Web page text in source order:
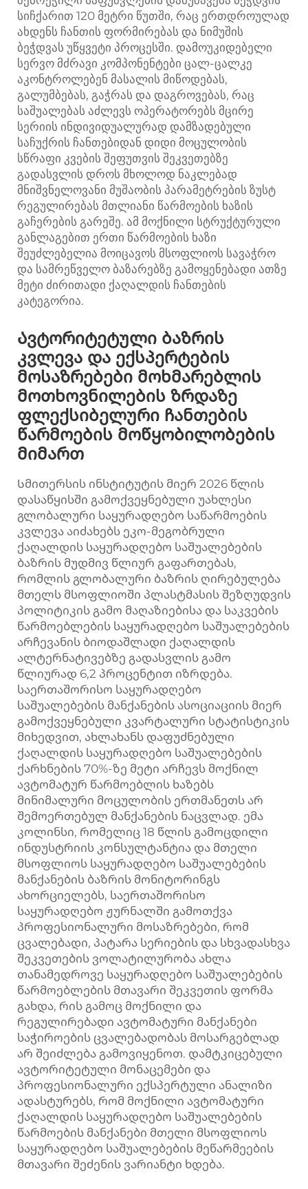
სიჩქარით 120 მეტრი წუთში, რაც ერთდროულად
ახდენს ჩანთის ფორმირებას და ნიმუშის
ბეჭდვას უწყვეტი პროცესში. დამოუკიდებელი
სერვო მძრავი კომპონენტები ცალ-ცალკე
აკონტროლებენ მასალის მიწოდებას,
გალუმბებას, გაჭრას და დაგროვებას, რაც
საშუალებას აძლევს ოპერატორებს მცირე
სერიის ინდივიდუალურად დამზადებული
საჩუქრის ჩანთებიდან დიდი მოცულობის
სწრაფი კვების შეფუთვის შეკვეთებზე
გადასვლის დროს მხოლოდ ნაკლებად
მნიშვნელოვანი მუშაობის პარამეტრების ზუსტ
რეგულირებას მთლიანი წარმოების ხაზის
გაჩერების გარეშე. ამ მოქნილი სტრუქტურული
განლაგებით ერთი წარმოების ხაზი
შეუძლებელია მოიცავოს მსოფლიოს სავაჭრო
და სამრეწველო ბაზარებზე გამოყენებადი ათზე
მეტი ძირითადი ქაღალდის ჩანთების
კატეგორია.
Ავტორიტეტული ბაზრის
კვლევა და ექსპერტების
მოსაზრებები მოხმარებლის
მოთხოვნილების ზრდაზე
ფლექსიბელური ჩანთების
წარმოების მოწყობილობების
მიმართ
Სმითერსის ინსტიტუტის მიერ 2026 წლის
დასაწყისში გამოქვეყნებული უახლესი
გლობალური საყურადღებო საწარმოების
კვლევა აიძახებს ეკო-მეგობრული
ქაღალდის საყურადღებო საშუალებების
ბაზრის მუდმივ წლიურ გაფართებას,
რომლის გლობალური ბაზრის ღირებულება
მთელს მსოფლიოში პლასტმასის შეზღუდვის
პოლიტიკის გამო მაღაზიებისა და საკვების
წარმოებლების საყურადღებო საშუალებების
არჩევანის ბიოდაშლადი ქაღალდის
ალტერნატივებზე გადასვლის გამო
წლიურად 6,2 პროცენტით იზრდება.
საერთაშორისო საყურადღებო
საშუალებების მანქანების ასოციაციის მიერ
გამოქვეყნებული კვარტალური სტატისტიკის
მიხედვით, ახლახანს დაფუძნებული
ქაღალდის საყურადღებო საშუალებების
ქარხნების 70%-ზე მეტი არჩევს მოქნილ
ავტომატურ წარმოებლის ხაზებს
მინიმალური მოცულობის ერთმანეთს არ
შემოერთებულ მანქანების ნაცვლად. ემა
კოლინსი, რომელიც 18 წლის გამოცდილი
ინდუსტრიის კონსულტანტია და მთელი
მსოფლიოს საყურადღებო საშუალებების
მანქანების ბაზრის მონიტორინგს
ახორციელებს, საერთაშორისო
საყურადღებო ჟურნალში გამოთქვა
პროფესიონალური მოსაზრებები, რომ
ცვალებადი, პატარა სერიების და სხვადასხვა
შეკვეთების ვოლატილურობა ახლა
თანამედროვე საყურადღებო საშუალებების
წარმოებლების მთავარი შეკვეთის ფორმა
გახდა, რის გამოც მოქნილი და
რეგულირებადი ავტომატური მანქანები
საჭიროების ცვალებადობას მოსარგებლად
არ შეიძლება გამოვიყენოთ. დამტკიცებული
ავტორიტეტული მონაცემები და
პროფესიონალური ექსპერტული ანალიზი
ადასტურებს, რომ მოქნილი ავტომატური
ქაღალდის საყურადღებო საშუალებების
წარმოების მანქანები მთელი მსოფლიოს
საყურადღებო საშუალებების მეწარმეების
მთავარი შეძენის ვარიანტი ხდება.